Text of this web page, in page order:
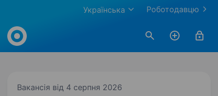
Роботодавцю
Українська
Work.ua
Вакансія від 4 серпня 2026